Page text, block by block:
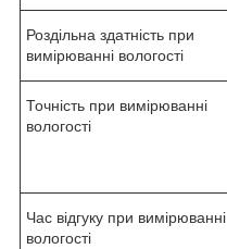
Роздільна здатність при
вимірюванні вологості
Точність при вимірюванні
вологості
Час відгуку при вимірюванні
вологості